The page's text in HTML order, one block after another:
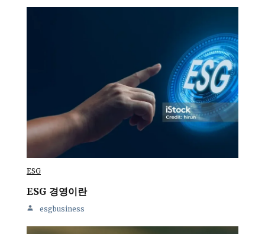
ESG
ESG 경영이란
esgbusiness